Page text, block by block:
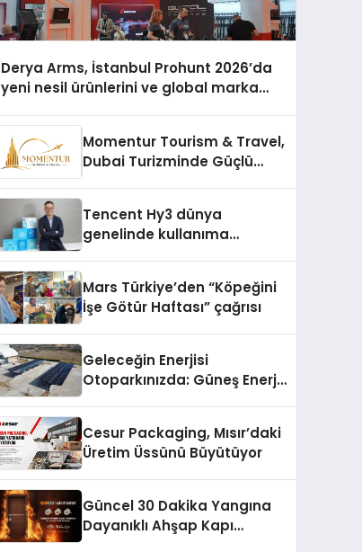
Derya Arms, İstanbul Prohunt 2026’da
yeni nesil ürünlerini ve global marka
Momentur Tourism & Travel,
Dubai Turizminde Güçlü
Tencent Hy3 dünya
genelinde kullanıma
Mars Türkiye’den “Köpeğini
İşe Götür Haftası” çağrısı
Geleceğin Enerjisi
Otoparkınızda: Güneş Enerjili
Cesur Packaging, Mısır’daki
Üretim Üssünü Büyütüyor
Güncel 30 Dakika Yangına
Dayanıklı Ahşap Kapı